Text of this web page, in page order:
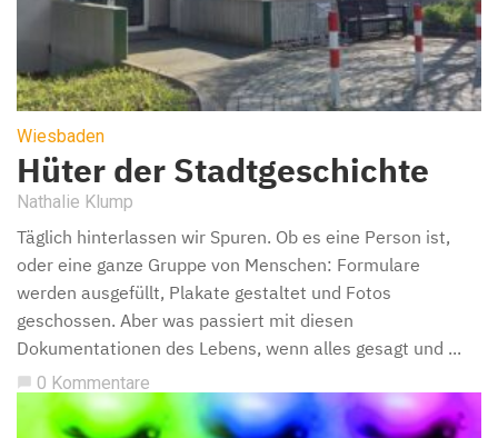
Wiesbaden
Hüter der Stadtgeschichte
Nathalie Klump
Täglich hinterlassen wir Spuren. Ob es eine Person ist,
oder eine ganze Gruppe von Menschen: Formulare
werden ausgefüllt, Plakate gestaltet und Fotos
geschossen. Aber was passiert mit diesen
Dokumentationen des Lebens, wenn alles gesagt und ...
chat_bubble 0 Kommentare